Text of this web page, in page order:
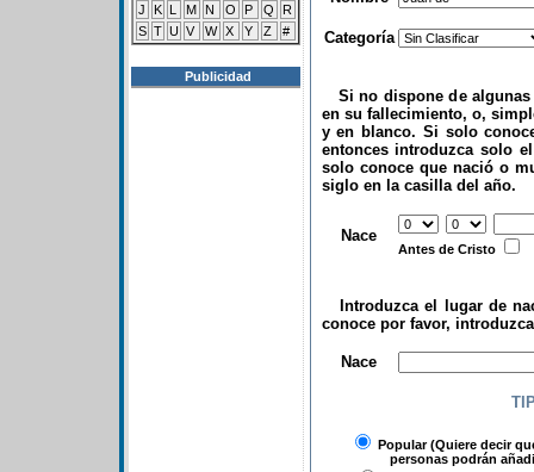
J
K L M N O P Q
R
S T U V W X Y Z #
Publicidad
Categoría
Si no dispone de algunas
en su fallecimiento, o,
y en blanco. Si solo
entonces introduzca solo
solo conoce que nació o
siglo en la casilla del año.
Nace
Antes de Cristo
Introduzca el lugar de
conoce por favor,
Nace
Popular(Quiere decir
personas podrán